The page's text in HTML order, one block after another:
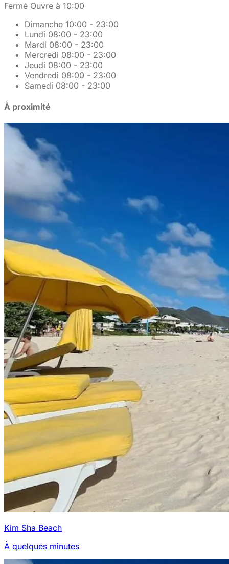
Fermé Ouvre à 10:00
Dimanche 10:00 - 23:00
Lundi 08:00 - 23:00
Mardi 08:00 - 23:00
Mercredi 08:00 - 23:00
Jeudi 08:00 - 23:00
Vendredi 08:00 - 23:00
Samedi 08:00 - 23:00
À proximité
Kim Sha Beach
À quelques minutes